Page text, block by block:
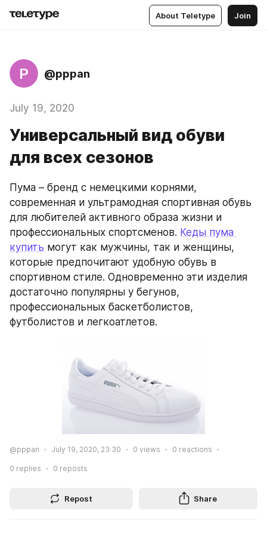
About Teletype Join
P @pppan
July 19, 2020
Универсальный вид обуви
для всех сезонов
Пума – бренд с немецкими корнями,
современная и ультрамодная спортивная обувь
для любителей активного образа жизни и
профессиональных спортсменов. Кеды пума
купить могут как мужчины, так и женщины,
которые предпочитают удобную обувь в
спортивном стиле. Одновременно эти изделия
достаточно популярны у бегунов,
профессиональных баскетболистов,
футболистов и легкоатлетов.
@pppan July 19, 2020, 23:30 0 views 0 reactions
0 replies 0 reposts
Repost Share